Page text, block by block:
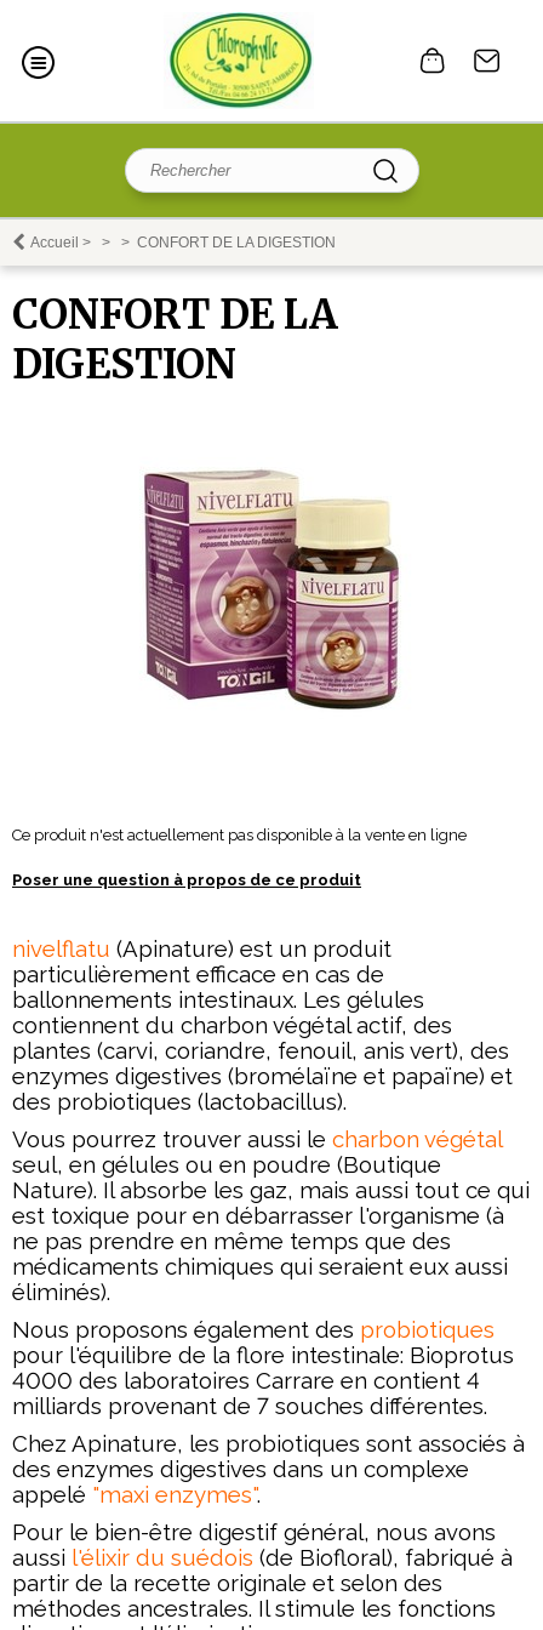
Accueil > > > CONFORT DE LA DIGESTION
CONFORT DE LA
DIGESTION
Ce produit n'est actuellement pas disponible à la vente en ligne
Poser une question à propos de ce produit
nivelflatu (Apinature) est un produit
particulièrement efficace en cas de
ballonnements intestinaux. Les gélules
contiennent du charbon végétal actif, des
plantes (carvi, coriandre, fenouil, anis vert), des
enzymes digestives (bromélaïne et papaïne) et
des probiotiques (lactobacillus).
Vous pourrez trouver aussi le charbon végétal
seul, en gélules ou en poudre (Boutique
Nature). Il absorbe les gaz, mais aussi tout ce qui
est toxique pour en débarrasser l'organisme (à
ne pas prendre en même temps que des
médicaments chimiques qui seraient eux aussi
éliminés).
Nous proposons également des probiotiques
pour l'équilibre de la flore intestinale: Bioprotus
4000 des laboratoires Carrare en contient 4
milliards provenant de 7 souches différentes.
Chez Apinature, les probiotiques sont associés à
des enzymes digestives dans un complexe
appelé "maxi enzymes".
Pour le bien-être digestif général, nous avons
aussi l'élixir du suédois (de Biofloral), fabriqué à
partir de la recette originale et selon des
méthodes ancestrales. Il stimule les fonctions